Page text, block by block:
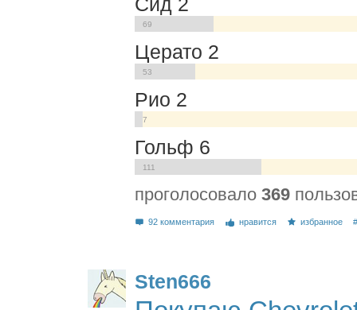
69
Церато 2
53
Рио 2
7
Гольф 6
111
проголосовало 369
92 комментария нравится избранное
Sten666